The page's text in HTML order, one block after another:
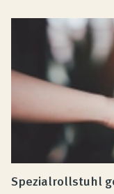
Spezialrollstuhl